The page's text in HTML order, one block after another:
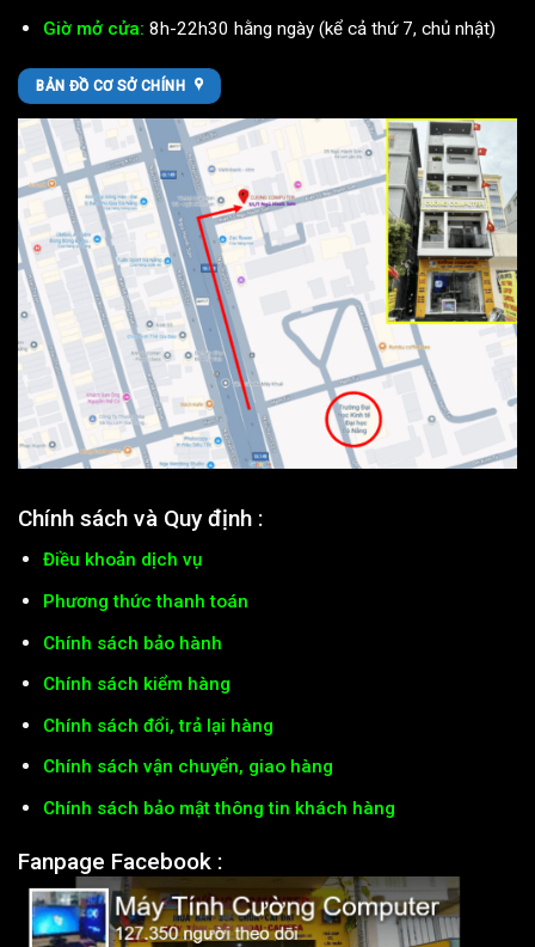
Giờ mở cửa: 8h-22h30 hằng ngày (kể cả thứ 7, chủ nhật)
BẢN ĐỒ CƠ SỞ CHÍNH
Chính sách và Quy định :
Điều khoản dịch vụ
Phương thức thanh toán
Chính sách bảo hành
Chính sách kiểm hàng
Chính sách đổi, trả lại hàng
Chính sách vận chuyển, giao hàng
Chính sách bảo mật thông tin khách hàng
Fanpage Facebook :